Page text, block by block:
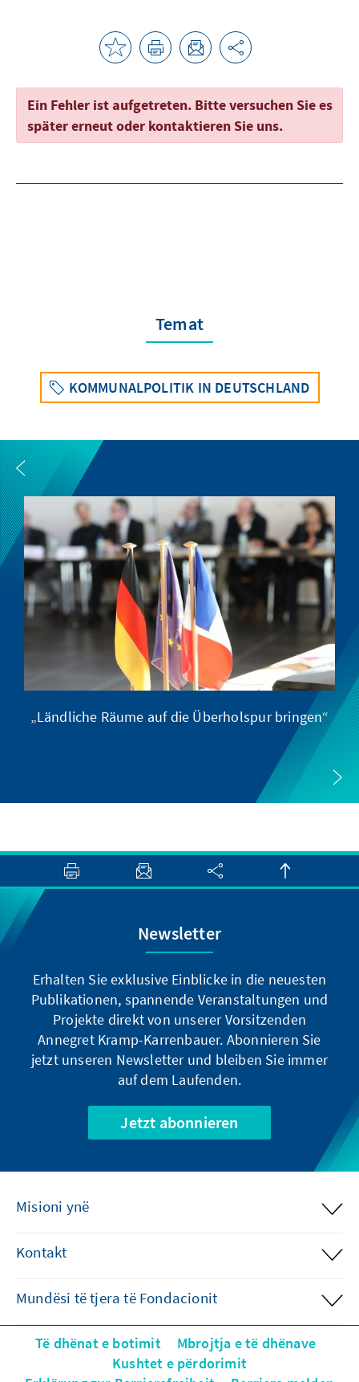
Ein Fehler ist aufgetreten. Bitte versuchen Sie es
später erneut oder kontaktieren Sie uns.
Temat
KOMMUNALPOLITIK IN DEUTSCHLAND
„Ländliche Räume auf die Überholspur bringen“
Newsletter
Erhalten Sie exklusive Einblicke in die neuesten
Publikationen, spannende Veranstaltungen und
Projekte direkt von unserer Vorsitzenden
Annegret Kramp-Karrenbauer. Abonnieren Sie
jetzt unseren Newsletter und bleiben Sie immer
auf dem Laufenden.
Jetzt abonnieren
Misioni ynë
Kontakt
Mundësi të tjera të Fondacionit
Të dhënat e botimit
Mbrojtja e të dhënave
Kushtet e përdorimit